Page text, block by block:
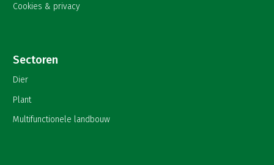
Cookies & privacy
Sectoren
Dier
Plant
Multifunctionele landbouw